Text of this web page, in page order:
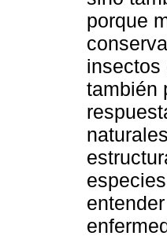
porque
insectos
también